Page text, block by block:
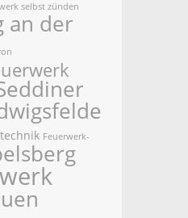
selbst zünden
an der
Feuerwerk-